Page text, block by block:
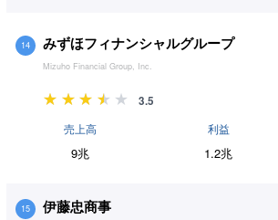
14 みずほフィナンシャルグループ
Mizuho Financial Group, Inc.
3.5
売上高
9兆
利益
1.2兆
15 伊藤忠商事